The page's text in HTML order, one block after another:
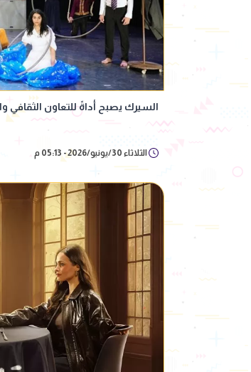
السيرك يصبح أداةً للتعاون الثقافي
الثلاثاء 30/يونيو/2026 - 05:13 م